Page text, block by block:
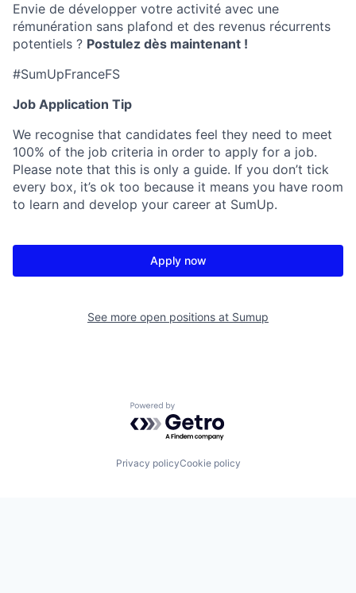
Envie de développer votre activité avec une
rémunération sans plafond et des revenus récurrents
potentiels ? Postulez dès maintenant !
#SumUpFranceFS
Job Application Tip
We recognise that candidates feel they need to meet
100% of the job criteria in order to apply for a job.
Please note that this is only a guide. If you don’t tick
every box, it’s ok too because it means you have room
to learn and develop your career at SumUp.
Apply now
See more open positions at Sumup
Powered by Getro.com
Privacy policyCookie policy